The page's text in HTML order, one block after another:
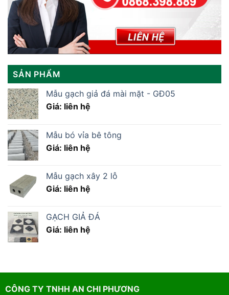
SẢN PHẨM
Mẫu gạch giả đá mài mặt - GĐ05
Giá: liên hệ
Mẫu bó vỉa bê tông
Giá: liên hệ
Mẫu gạch xây 2 lỗ
Giá: liên hệ
GẠCH GIẢ ĐÁ
Giá: liên hệ
CÔNG TY TNHH AN CHI PHƯƠNG